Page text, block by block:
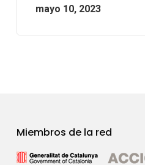
mayo 10, 2023
Miembros de la red